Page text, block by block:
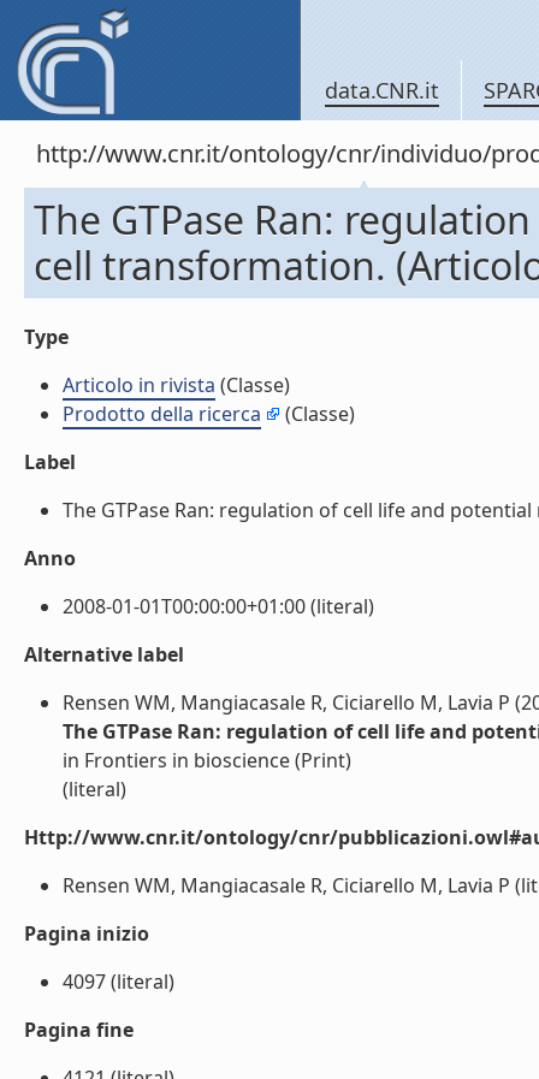
data.CNR.it
http://www.cnr.it/ontology/cnr/individuo/
The GTPase Ran:
cell transformation.
Type
Articolo in rivista (Classe)
Prodotto della ricerca
(Classe)
Label
The GTPase Ran: regulation of cell life and
Anno
2008-01-01T00:00:00+01:00 (literal)
Alternative label
Rensen WM, Mangiacasale R, Ciciarello M, Lavia P
The GTPase Ran: regulation of cell life and
in Frontiers in bioscience (Print)
(literal)
Http://www.cnr.it/ontology/cnr/
Rensen WM, Mangiacasale R, Ciciarello M, Lavia P
Pagina inizio
4097 (literal)
Pagina fine